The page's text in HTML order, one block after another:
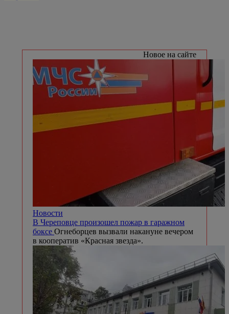
Новое на сайте
Новости
В Череповце произошел пожар в гаражном
боксе Огнеборцев вызвали накануне вечером
в кооператив «Красная звезда».